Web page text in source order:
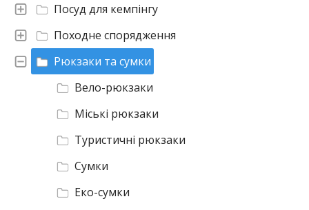
Рюкзаки та сумки
Вело-рюкзаки
Міські рюкзаки
Туристичні рюкзаки
Сумки
Еко-сумки
Походне спорядження
Посуд для кемпінгу